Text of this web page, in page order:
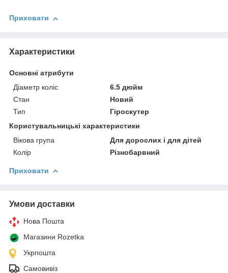
Приховати
Характеристики
Основні атрибути
Діаметр коліс
6.5 дюйм
Стан
Новий
Тип
Гіроскутер
Користувальницькі характеристики
Вікова група
Для дорослих і для дітей
Колір
Різнобарвний
Приховати
Умови доставки
Нова Пошта
Магазини Rozetka
Укрпошта
Самовивіз